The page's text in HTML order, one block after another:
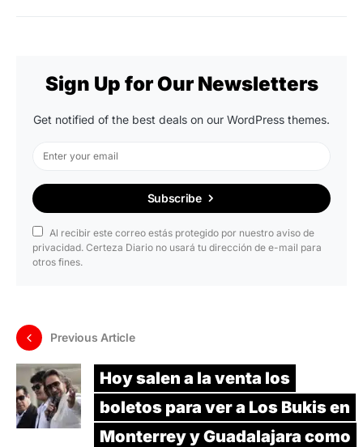
Sign Up for Our Newsletters
Get notified of the best deals on our WordPress themes.
Subscribe
Al recibir este correo estás protegido por nuestro aviso de
privacidad. Certeza Diario no usará tu dirección de e-mail para
otros fines.
Previous Article
Hoy salen a la venta los
boletos para ver a Los Bukis en
Monterrey y Guadalajara como